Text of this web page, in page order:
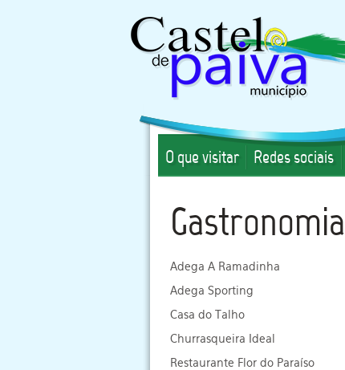
O que visitar Redes sociais
Gastronomia
Adega A Ramadinha
Adega Sporting
Casa do Talho
Churrasqueira Ideal
Restaurante Flor do Paraíso